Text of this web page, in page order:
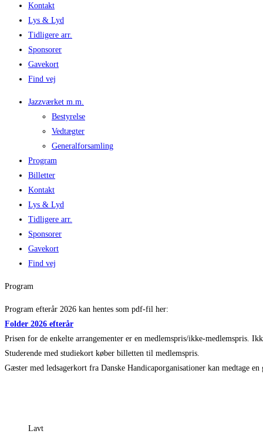
Kontakt
Lys & Lyd
Tidligere arr.
Sponsorer
Gavekort
Find vej
Jazzværket m.m.
Bestyrelse
Vedtægter
Generalforsamling
Program
Billetter
Kontakt
Lys & Lyd
Tidligere arr.
Sponsorer
Gavekort
Find vej
Program
Program efterår 2026 kan hentes som pdf-fil her:
Folder 2026 efterår
Prisen for de enkelte arrangementer er en medlemspris/ikke-medlemspris.
Studerende med studiekort køber billetten til medlemspris.
Gæster med ledsagerkort fra Danske Handicaporganisationer kan medtage en
Lavt